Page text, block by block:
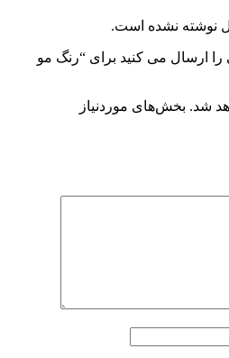
نوشته نشده است.
را ارسال می کنید برای “رنگ مو
شد. بخش‌های موردنیاز